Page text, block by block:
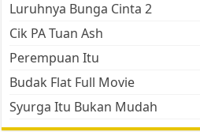
Luruhnya Bunga Cinta 2
Cik PA Tuan Ash
Perempuan Itu
Budak Flat Full Movie
Syurga Itu Bukan Mudah